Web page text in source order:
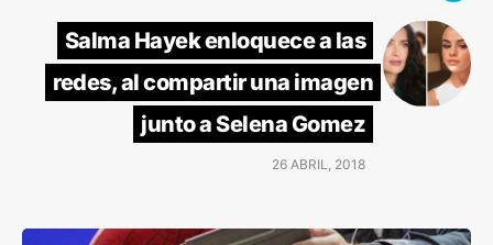
Salma Hayek enloquece a las
redes, al compartir una imagen
junto a Selena Gomez
26 ABRIL, 2018